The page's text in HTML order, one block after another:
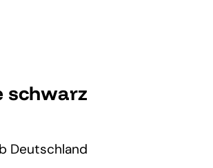
schwarz
Deutschland